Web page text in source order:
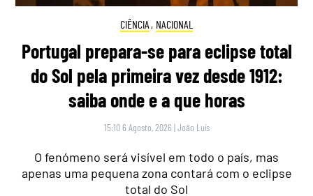
CIÊNCIA , NACIONAL
Portugal prepara-se para eclipse total
do Sol pela primeira vez desde 1912:
saiba onde e a que horas
15:10 6 Agosto, 2026 |João Luís
O fenómeno será visível em todo o país, mas
apenas uma pequena zona contará com o eclipse
total do Sol